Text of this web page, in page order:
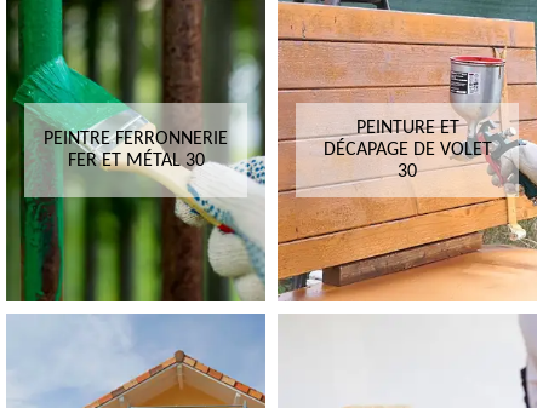
PEINTRE FERRONNERIE
FER ET MÉTAL 30
PEINTURE ET
DÉCAPAGE DE VOLET
30